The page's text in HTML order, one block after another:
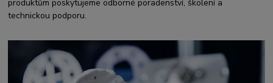
produktům poskytujeme odborné poradenství, školení a
technickou podporu.